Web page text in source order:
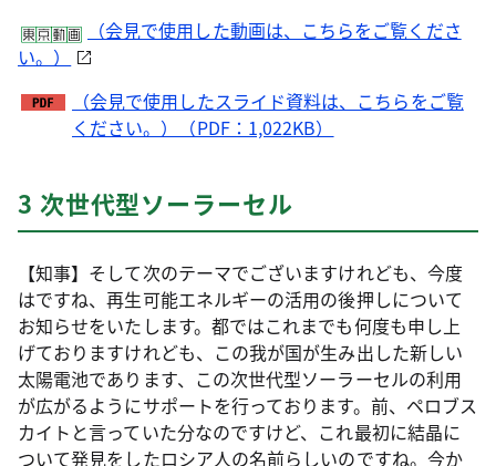
（会見で使用した動画は、こちらをご覧くださ
い。）
（会見で使用したスライド資料は、こちらをご覧
ください。）（PDF：1,022KB）
3 次世代型ソーラーセル
【知事】そして次のテーマでございますけれども、今度
はですね、再生可能エネルギーの活用の後押しについて
お知らせをいたします。都ではこれまでも何度も申し上
げておりますけれども、この我が国が生み出した新しい
太陽電池であります、この次世代型ソーラーセルの利用
が広がるようにサポートを行っております。前、ペロブス
カイトと言っていた分なのですけど、これ最初に結晶に
ついて発見をしたロシア人の名前らしいのですね。今か